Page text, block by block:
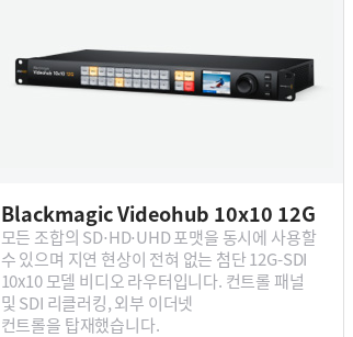
Blackmagic Videohub 10x10 12G
모든 조합의 SD⋅HD⋅UHD 포맷을 동시에 사용할
수 있으며 지연 현상이 전혀 없는 첨단 12G-SDI
10x10 모델 비디오 라우터입니다. 컨트롤 패널
및 SDI 리클러킹, 외부 이더넷
컨트롤을 탑재했습니다.